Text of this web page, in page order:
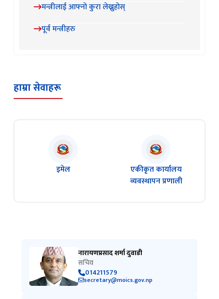
मन्त्रीलाई आफ्नो कुरा लेख्नुहोस्
पूर्व मन्त्रीहरु
हाम्रा सेवाहरू
इमेल
एकीकृत कार्यालय
व्यवस्थापन प्रणाली
नारायणप्रसाद शर्मा दुवाडी
सचिव
014211579
secretary@moics.gov.np